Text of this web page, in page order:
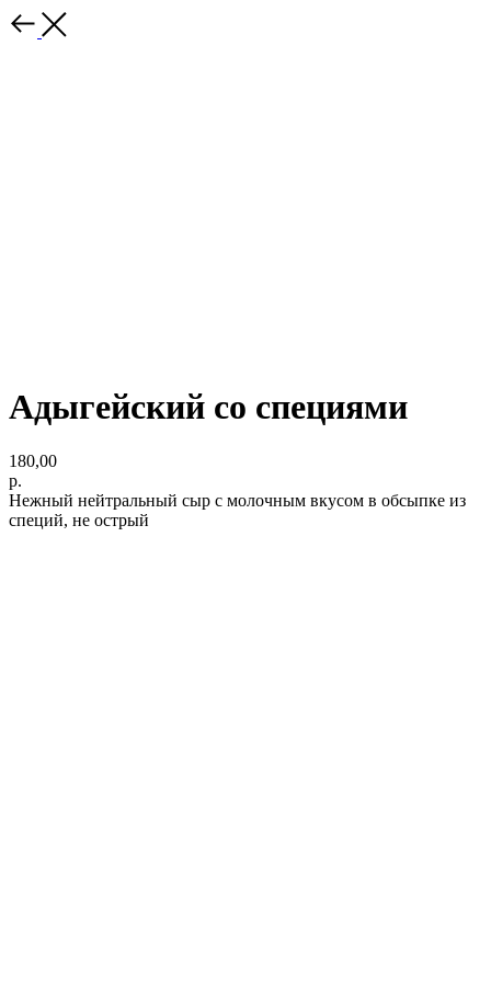
Адыгейский со специями
180,00
р.
Нежный нейтральный сыр с молочным вкусом в обсыпке из
специй, не острый